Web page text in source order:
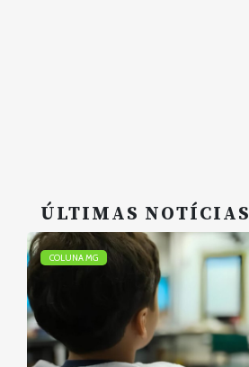
ÚLTIMAS NOTÍCIAS
COLUNA MG